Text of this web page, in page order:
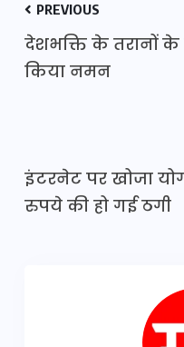
PREVIOUS
देशभक्ति के तरानों के
किया नमन
इंटरनेट पर खोजा
रुपये की हो गई ठगी